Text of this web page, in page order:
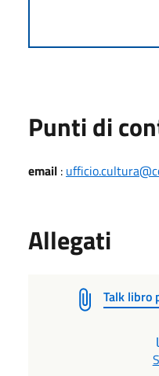
Punti di
email :
Allegati
Talk libro